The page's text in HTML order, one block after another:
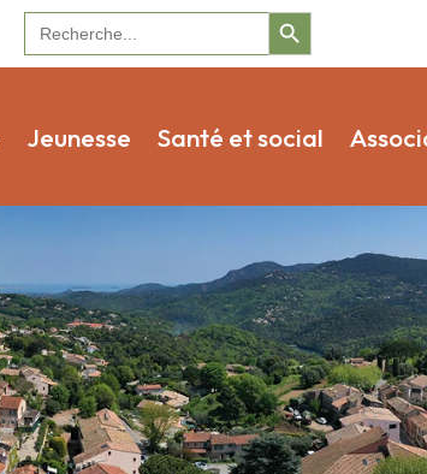
Search
for:
Search Button
Jeunesse Santé et social